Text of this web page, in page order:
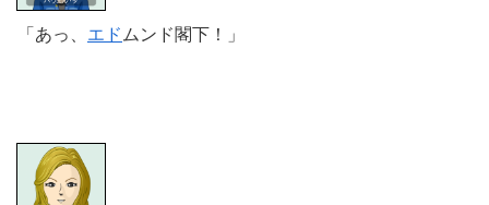
「あっ、 エド ムンド閣下！」